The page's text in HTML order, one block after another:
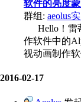
软件的亮度
群组: aeolus
Hello！雷
作软件中的
视动画制作
2016-02-17